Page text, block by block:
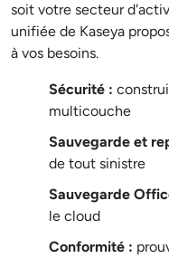
soit votre secteur
unifiée de Kaseya
à vos besoins.
Sécurité :
multicouche
Sauvegarde et
de tout sinistre
Sauvegarde
le cloud
Conformité :